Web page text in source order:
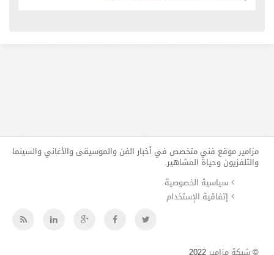
مزامير موقع فني متخصص في أخبار الفن والموسيقى والأغاني والسينما
والتلفزيون وحياة المشاهير.
سياسية الخصوصية
إتفاقية الإستخدام
©شبكة مزامير